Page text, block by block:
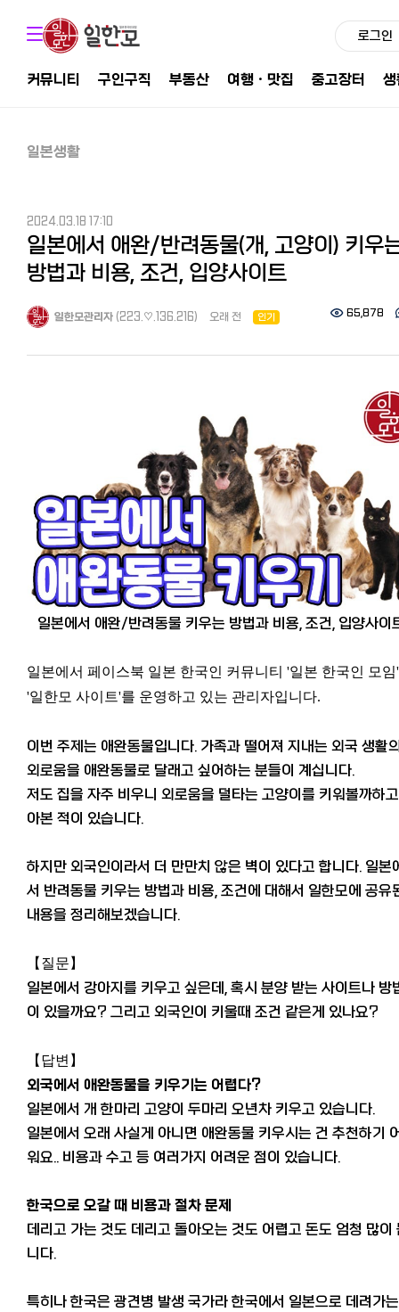
로그인
커뮤니티 구인구직 부동산 여행ㆍ맛집 중고장터
일본생활
2024.03.18 17:10
일본에서 애완/반려동물(개, 고양이) 키우
방법과 비용, 조건, 입양사이트
일한모관리자 (223.♡.136.216) 오래 전 인기 65,878
일본에서 애완/반려동물 키우는 방법과 비용, 조건, 입양사이
일본에서 페이스북 일본 한국인 커뮤니티 '일본 한국인 모임'
'일한모 사이트'를 운영하고 있는 관리자입니다.
이번 주제는 애완동물입니다. 가족과 떨어져 지내는 외국 생활
외로움을 애완동물로 달래고 싶어하는 분들이 계십니다.
저도 집을 자주 비우니 외로움을 덜타는 고양이를 키워볼까하
아본 적이 있습니다.
하지만 외국인이라서 더 만만치 않은 벽이 있다고 합니다. 일본
서 반려동물 키우는 방법과 비용, 조건에 대해서 일한모에 공유
내용을 정리해보겠습니다.
【질문】
일본에서 강아지를 키우고 싶은데, 혹시 분양 받는 사이트나 방
이 있을까요? 그리고 외국인이 키울때 조건 같은게 있나요?
【답변】
외국에서 애완동물을 키우기는 어렵다?
일본에서 개 한마리 고양이 두마리 오년차 키우고 있습니다.
일본에서 오래 사실게 아니면 애완동물 키우시는 건 추천하기
워요.. 비용과 수고 등 여러가지 어려운 점이 있습니다.
한국으로 오갈 때 비용과 절차 문제
데리고 가는 것도 데리고 돌아오는 것도 어렵고 돈도 엄청 많이
니다.
특히나 한국은 광견병 발생 국가라 한국에서 일본으로 데려가